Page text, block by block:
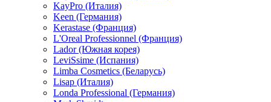
KayPro (Италия)
Keen (Германия)
Kerastase (Франция)
L'Oreal Professionnel (Франция)
Lador (Южная корея)
LeviSsime (Испания)
Limba Cosmetics (Беларусь)
Lisap (Италия)
Londa Professional (Германия)